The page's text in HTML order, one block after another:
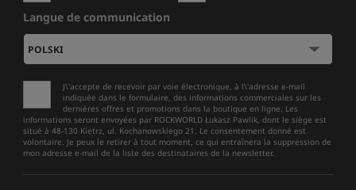
Langue de communication
J\'accepte de recevoir par voie électronique, à l\'adresse e-mail
indiquée dans le formulaire, des informations commerciales sur les
dernières offres et promotions dans la boutique en ligne. Les
informations seront envoyées par ROCKWORLD Łukasz Pawlik, dont le siège est
situé à 48-130 Kietrz, ul. Kochanowskiego 21. Le consentement donné est
volontaire. Je peux le retirer à tout moment, ce qui entraînera la suppression de
mon adresse e-mail de la liste des destinataires de la newsletter.